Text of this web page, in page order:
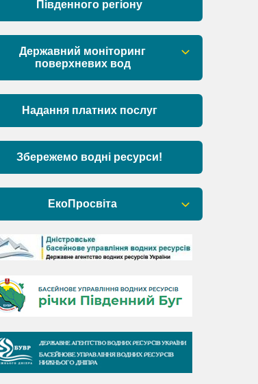
Південного регіону
Державний моніторинг
поверхневих вод
інформація
моніторингу по басейну річок
та суббасейну
Дунаю
стану масивів поверхневих
басейну річок Причорномор’я та
нижнього Дунаю
Надання платних послуг
Збережемо водні ресурси!
ЕкоПросвіта
Дністра
Дунаю
Південного Бугу
води